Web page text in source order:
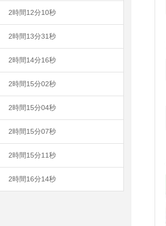
2時間12分10秒
2時間13分31秒
2時間14分16秒
2時間15分02秒
2時間15分04秒
2時間15分07秒
2時間15分11秒
2時間16分14秒